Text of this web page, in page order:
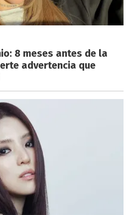
8 meses antes de la
advertencia que